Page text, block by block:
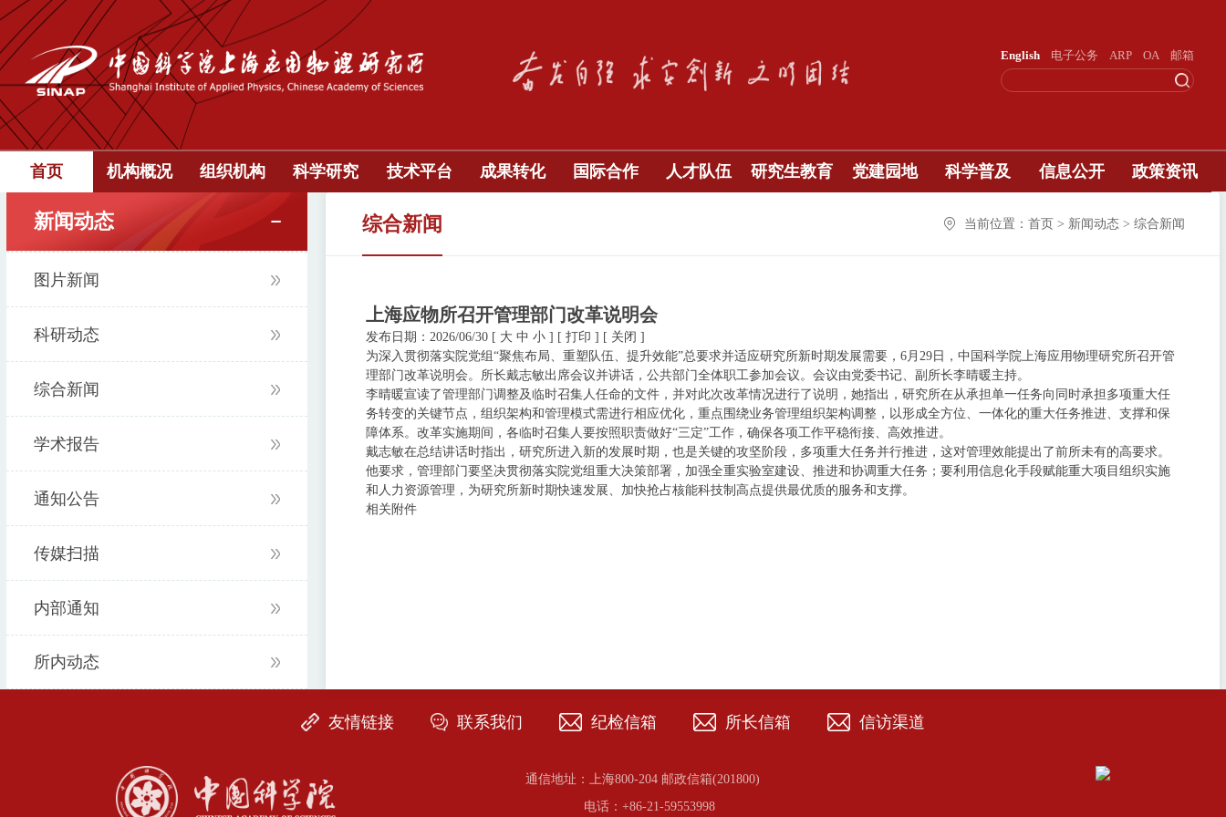
English 电子公务 ARP OA 邮箱
首页 机构概况 组织机构 科学研究 技术平台 成果转化 国际合作 人才队伍 研究生教育 党建园地 科学普及 信息公开 政策资讯
新闻动态
图片新闻
科研动态
综合新闻
学术报告
通知公告
传媒扫描
内部通知
所内动态
综合新闻 当前位置：首页 > 新闻动态 > 综合新闻
上海应物所召开管理部门改革说明会
发布日期：2026/06/30 [ 大 中 小 ] [ 打印 ] [ 关闭 ]
为深入贯彻落实院党组“聚焦布局、重塑队伍、提升效能”总要求并适应研究所新时期发展需要，6月29日，中国科学院上海应用物理研究所召开管
理部门改革说明会。所长戴志敏出席会议并讲话，公共部门全体职工参加会议。会议由党委书记、副所长李晴暖主持。
李晴暖宣读了管理部门调整及临时召集人任命的文件，并对此次改革情况进行了说明，她指出，研究所在从承担单一任务向同时承担多项重大任
务转变的关键节点，组织架构和管理模式需进行相应优化，重点围绕业务管理组织架构调整，以形成全方位、一体化的重大任务推进、支撑和保
障体系。改革实施期间，各临时召集人要按照职责做好“三定”工作，确保各项工作平稳衔接、高效推进。
戴志敏在总结讲话时指出，研究所进入新的发展时期，也是关键的攻坚阶段，多项重大任务并行推进，这对管理效能提出了前所未有的高要求。
他要求，管理部门要坚决贯彻落实院党组重大决策部署，加强全重实验室建设、推进和协调重大任务；要利用信息化手段赋能重大项目组织实施
和人力资源管理，为研究所新时期快速发展、加快抢占核能科技制高点提供最优质的服务和支撑。
相关附件
友情链接 联系我们 纪检信箱 所长信箱 信访渠道
通信地址：上海800-204 邮政信箱(201800)
电话：+86-21-59553998